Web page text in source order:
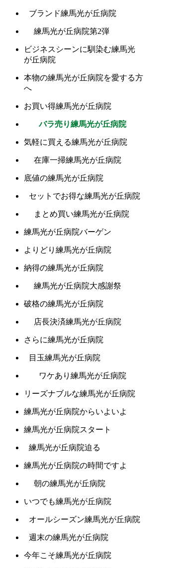
ブランド練馬光が丘病院
練馬光が丘病院第2弾
ビジネスシーンに馴染む練馬光
が丘病院
本物の練馬光が丘病院を愛する方
へ
お買い得練馬光が丘病院
バラ売り練馬光が丘病院
気軽に買える練馬光が丘病院
在庫一掃練馬光が丘病院
底値の練馬光が丘病院
セットでお得な練馬光が丘病院
まとめ買い練馬光が丘病院
練馬光が丘病院バーゲン
よりどり練馬光が丘病院
納得の練馬光が丘病院
練馬光が丘病院大感謝祭
破格の練馬光が丘病院
店長決済練馬光が丘病院
さらに練馬光が丘病院
目玉練馬光が丘病院
ワケあり練馬光が丘病院
リーズナブルな練馬光が丘病院
練馬光が丘病院からいよいよ
練馬光が丘病院スタート
練馬光が丘病院迫る
練馬光が丘病院の時間ですよ
朝の練馬光が丘病院
いつでも練馬光が丘病院
オールシーズン練馬光が丘病院
週末の練馬光が丘病院
今年こそ練馬光が丘病院